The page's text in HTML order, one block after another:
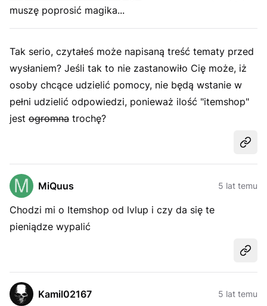
muszę poprosić magika...
Tak serio, czytałeś może napisaną treść tematy przed
wysłaniem? Jeśli tak to nie zastanowiło Cię może, iż
osoby chcące udzielić pomocy, nie będą wstanie w
pełni udzielić odpowiedzi, ponieważ ilość "itemshop"
jest ogromna trochę?
MiQuus 5 lat temu
Chodzi mi o Itemshop od lvlup i czy da się te
pieniądze wypalić
Kamil02167 5 lat temu